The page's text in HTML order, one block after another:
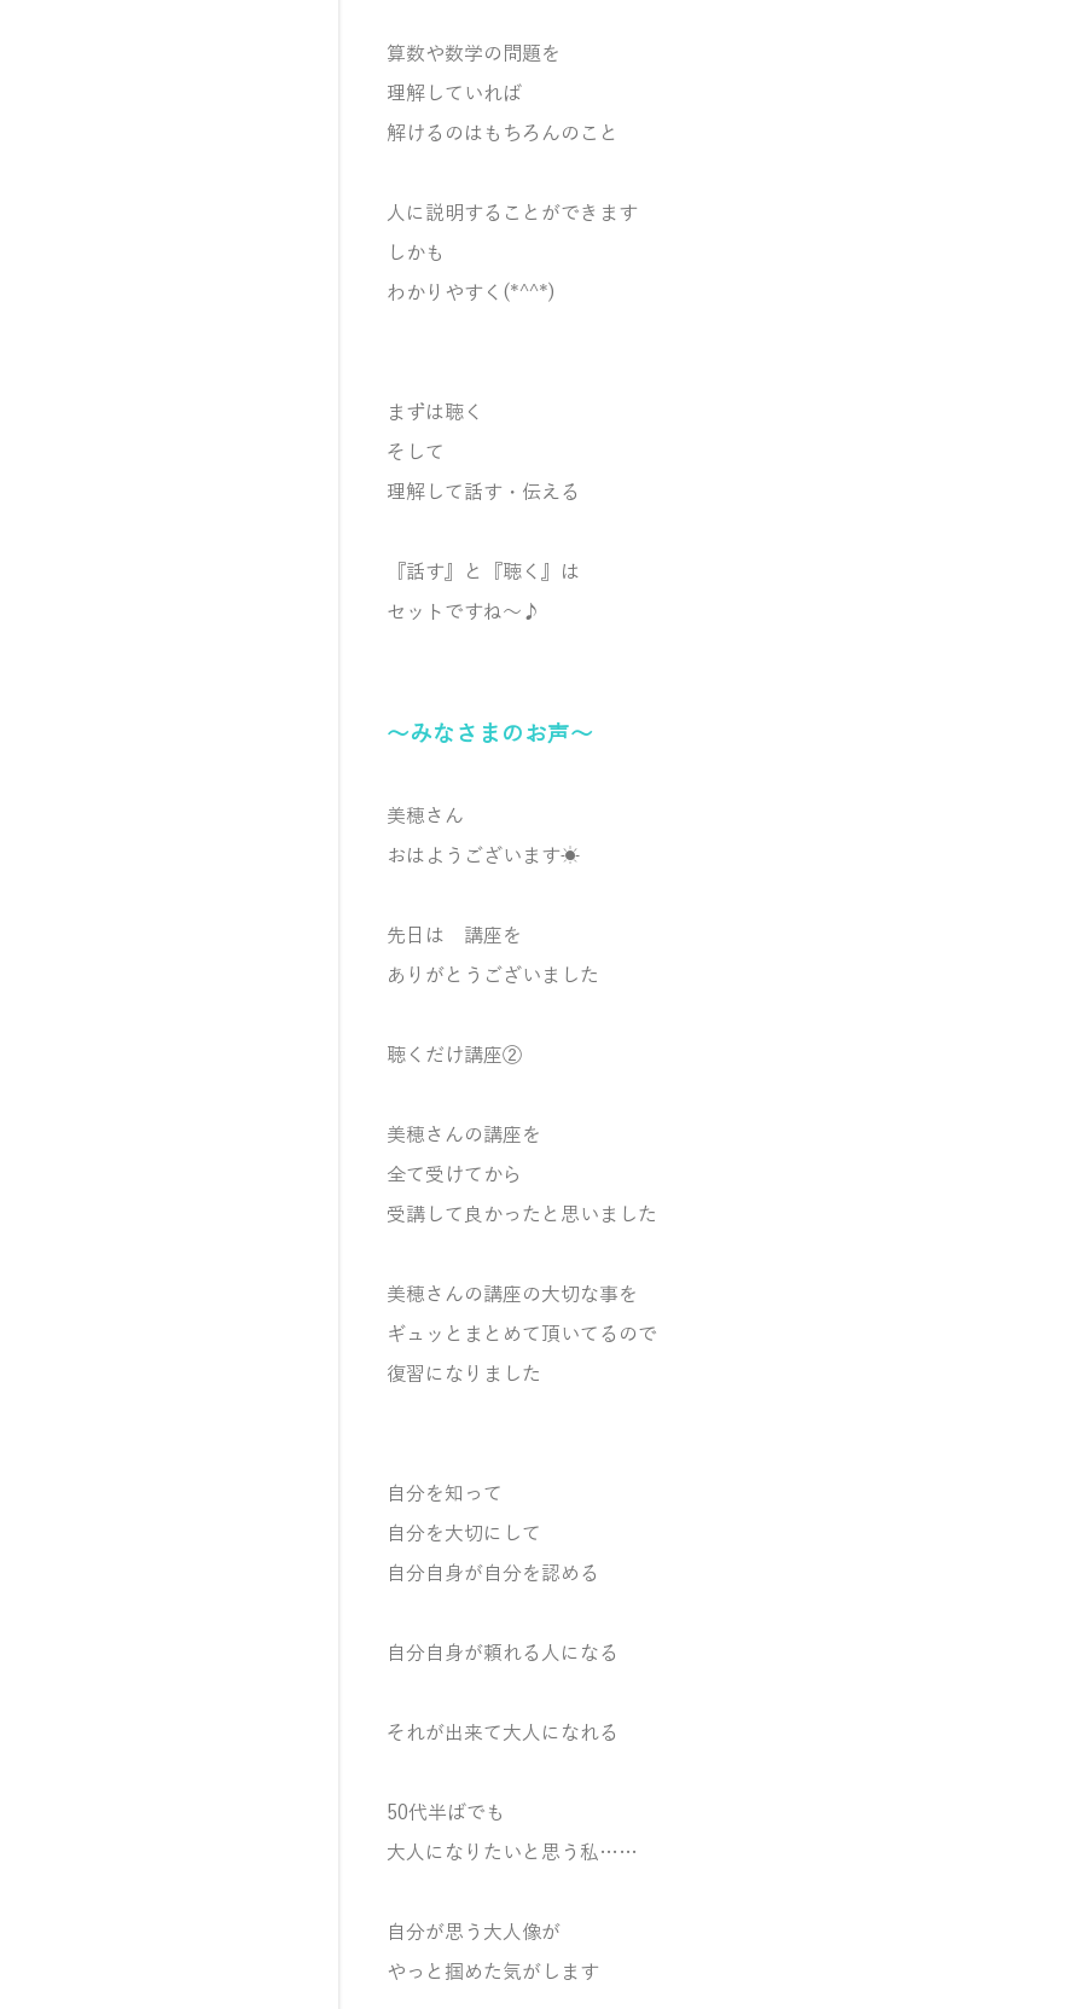
算数や数学の問題を
理解していれば
解けるのはもちろんのこと
人に説明することができます
しかも
わかりやすく(*^^*)
まずは聴く
そして
理解して話す・伝える
『話す』と『聴く』は
セットですね～♪
～みなさまのお声～
美穂さん
おはようございます☀
先日は 講座を
ありがとうございました
聴くだけ講座②
美穂さんの講座を
全て受けてから
受講して良かったと思いました
美穂さんの講座の大切な事を
ギュッとまとめて頂いてるので
復習になりました
自分を知って
自分を大切にして
自分自身が自分を認める
自分自身が頼れる人になる
それが出来て大人になれる
50代半ばでも
大人になりたいと思う私……
自分が思う大人像が
やっと掴めた気がします